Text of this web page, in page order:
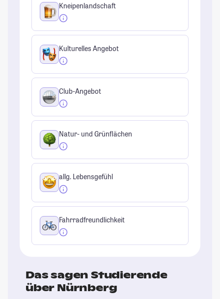
Kneipenlandschaft
Kulturelles Angebot
Club-Angebot
Natur- und Grünflächen
allg. Lebensgefühl
Fahrradfreundlichkeit
Das sagen Studierende
über Nürnberg